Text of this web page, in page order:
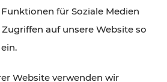
und das Burgenland
und Gastronomie,
für Soziale Medien
auf unsere Website so
Website verwenden wir